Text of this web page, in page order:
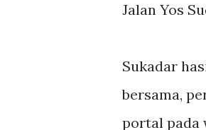
Jalan Yos
Sukadar
bersama,
portal pada